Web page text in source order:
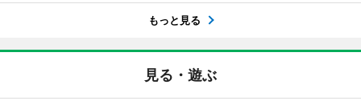
もっと見る
見る・遊ぶ